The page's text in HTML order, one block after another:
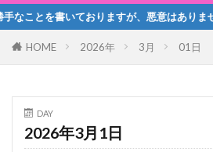
ことを書いておりますが、悪意はありませ
HOME 2026年 3月 01日
DAY
2026年3月1日